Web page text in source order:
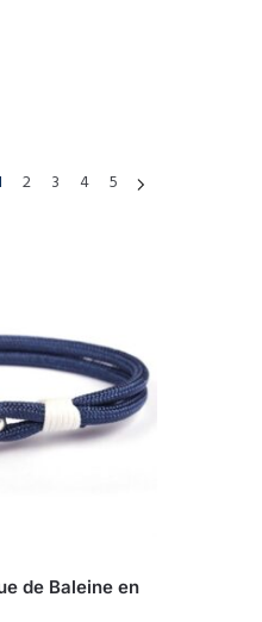
2 3 4 5
de Baleine en